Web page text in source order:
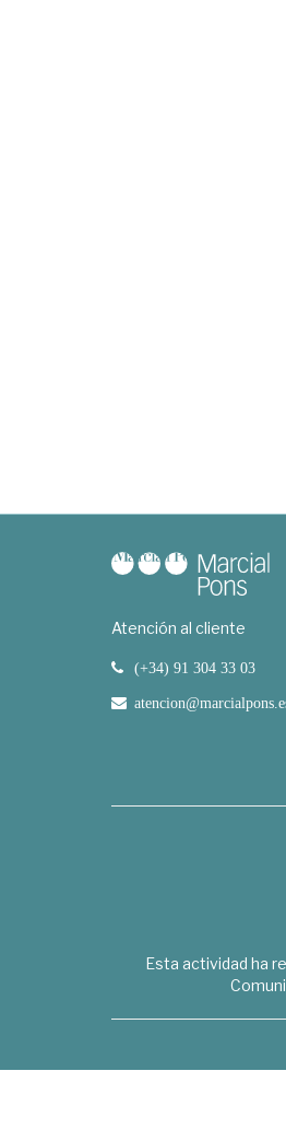
Atención al cliente
(+34) 91 304 33 03
Esta actividad ha